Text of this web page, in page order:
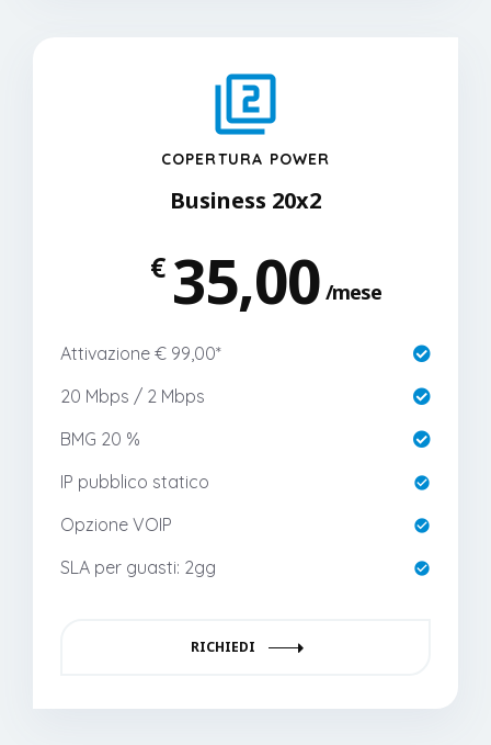
COPERTURA POWER
Business 20x2
35,00
€
mese
Attivazione € 99,00*
20 Mbps / 2 Mbps
BMG 20 %
IP pubblico statico
Opzione VOIP
SLA per guasti: 2gg
RICHIEDI